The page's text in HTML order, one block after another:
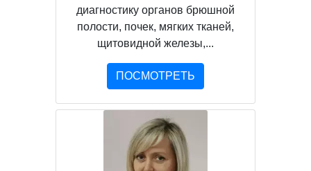
диагностику органов брюшной
полости, почек, мягких тканей,
щитовидной железы,...
ПОСМОТРЕТЬ